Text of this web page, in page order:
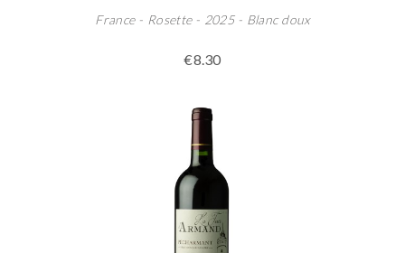
France - Rosette - 2025 - Blanc doux
€8.30